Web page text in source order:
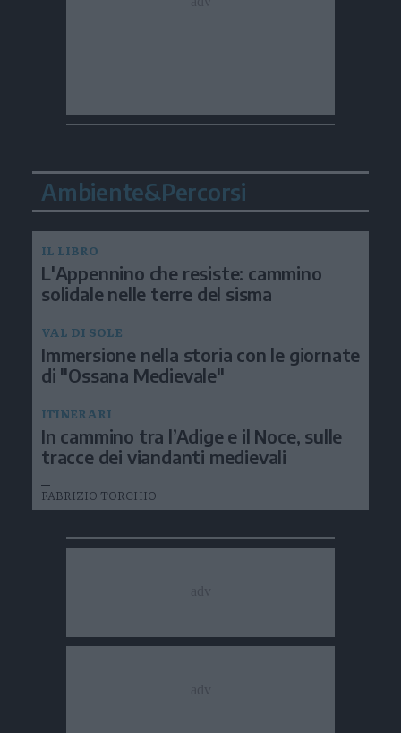
Ambiente&Percorsi
IL LIBRO
L'Appennino che resiste: cammino
solidale nelle terre del sisma
VAL DI SOLE
Immersione nella storia con le giornate
di "Ossana Medievale"
ITINERARI
In cammino tra l’Adige e il Noce, sulle
tracce dei viandanti medievali
FABRIZIO TORCHIO